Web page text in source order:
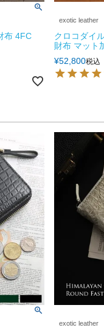
布 4FC
exotic leather
クロコダイ
財布 マット
¥52,800税込
exotic leather